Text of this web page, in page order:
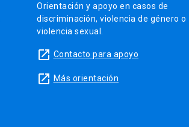
Orientación y apoyo en casos de
discriminación, violencia de género o
violencia sexual.
launch Contacto para apoyo
launch Más orientación